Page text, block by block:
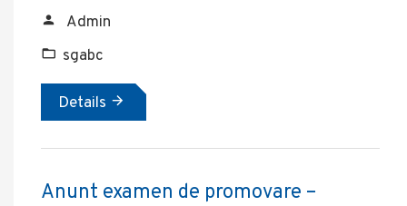
Admin
sgabc
Details
Anunt examen de promovare –